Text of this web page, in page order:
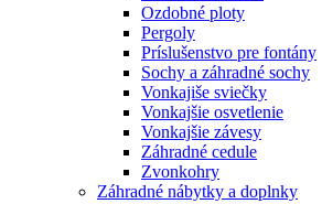
Ozdobné ploty
Pergoly
Príslušenstvo pre fontány
Sochy a záhradné sochy
Vonkajiše sviečky
Vonkajšie osvetlenie
Vonkajšie závesy
Záhradné cedule
Zvonkohry
Záhradné nábytky a doplnky